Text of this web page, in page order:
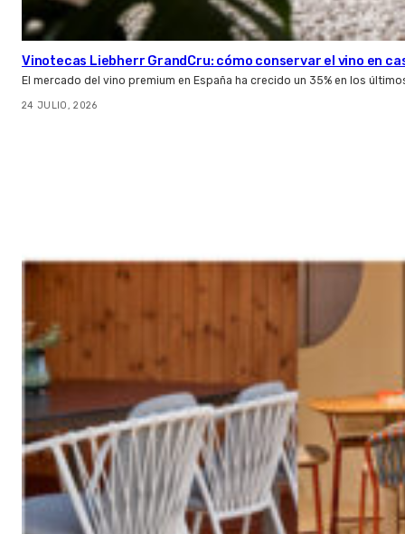
Vinotecas Liebherr GrandCru: cómo conservar el vino en
El mercado del vino premium en España ha crecido un 35% en los
24 JULIO, 2026